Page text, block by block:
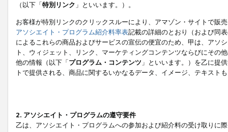
（以下「特別リンク 」といいます。）。
お客様が特別リンクのクリックスルーにより、アマゾン・サイトで販
アソシエイト・プログラム紹介料率表記載の詳細のとおり（および同
によるこれらの商品およびサービスの宣伝の便宜のため、甲は、アソ
ト、ウィジェット、リンク、マーケティングコンテンツならびにその
他の情報（以下「プログラム・コンテンツ 」といいます。）を乙に提
トで提供される、商品に関するいかなるデータ、イメージ、テキス
2. アソシエイト・プログラムの遵守要件
乙は、アソシエイト・プログラムへの参加および紹介料の受け取りに